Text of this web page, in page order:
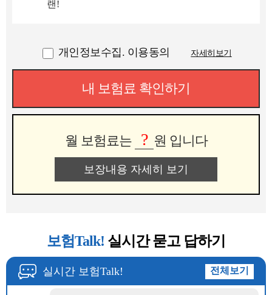
랜!
개인정보수집. 이용동의 자세히보기
내 보험료 확인하기
월 보험료는 ? 원 입니다
보장내용 자세히 보기